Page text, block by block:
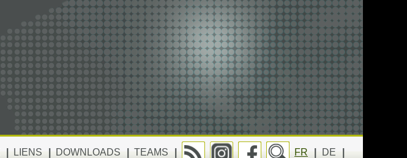
FR DE
LIENS DOWNLOADS TEAMS